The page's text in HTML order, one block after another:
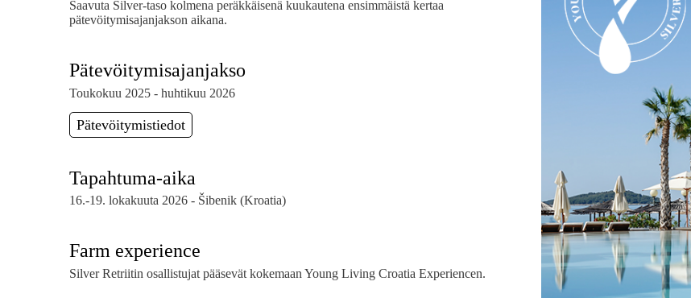
Saavuta Silver-taso kolmena peräkkäisenä kuukautena ensimmäistä kertaa
pätevöitymisajanjakson aikana.
Pätevöitymisajanjakso
Toukokuu 2025 - huhtikuu 2026
Pätevöitymistiedot
Tapahtuma-aika
16.-19. lokakuuta 2026 - Šibenik (Kroatia)
Farm experience
Silver Retriitin osallistujat pääsevät kokemaan Young Living Croatia Experiencen.